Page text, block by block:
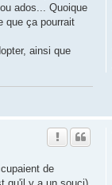
ados... Quoique
que ça pourrait
ainsi que
de